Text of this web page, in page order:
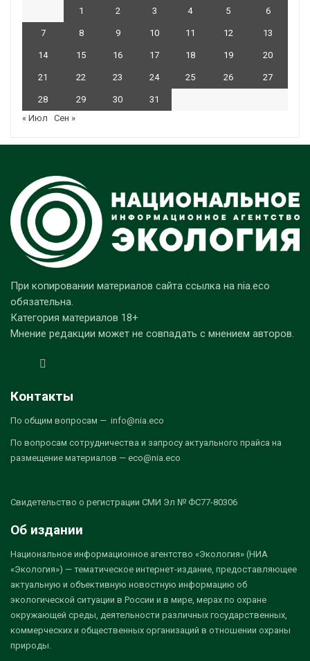
1 2 3 4 5 6
7 8 9 10 11 12 13
14 15 16 17 18 19 20
21 22 23 24 25 26 27
28 29 30
31
« Июл
Сен »
При копировании материалов сайта ссылка на nia.eco
обязательна.
Категория материалов 18+
Мнение редакции может не совпадать с мнением авторов.
Контакты
По общим вопросам — info@nia.eco
По вопросам сотрудничества и запросу актуального прайса на
размещение материалов — eco@nia.eco
Свидетельство о регистрации СМИ Эл № ФС77-80306
Об издании
Национальное информационное агентство «Экология» (НИА
«Экология») — тематическое интернет-издание, предоставляющее
актуальную и объективную новостную информацию об
экологической ситуации в России и в мире, мерах по охране
окружающей среды, деятельности различных государственных,
коммерческих и общественных организаций в отношении охраны
природы.